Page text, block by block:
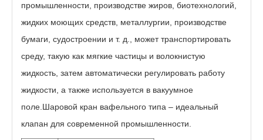
Интеллектуальный высокоскоростной шаровой клапан вафельного типа Пневматический компактный шаровой клапан
промышленности, производстве жиров, биотехнологий,
жидких моющих средств, металлургии, производстве
бумаги, судостроении и т. д., может транспортировать
среду, такую ​​как мягкие частицы и волокнистую
жидкость, затем автоматически регулировать работу
жидкости, а также используется в вакуумное
поле.Шаровой кран вафельного типа – идеальный
клапан для современной промышленности.